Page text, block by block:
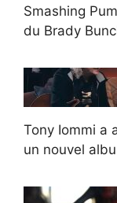
Smashing
du Brady
Tony Iommi a
un nouvel